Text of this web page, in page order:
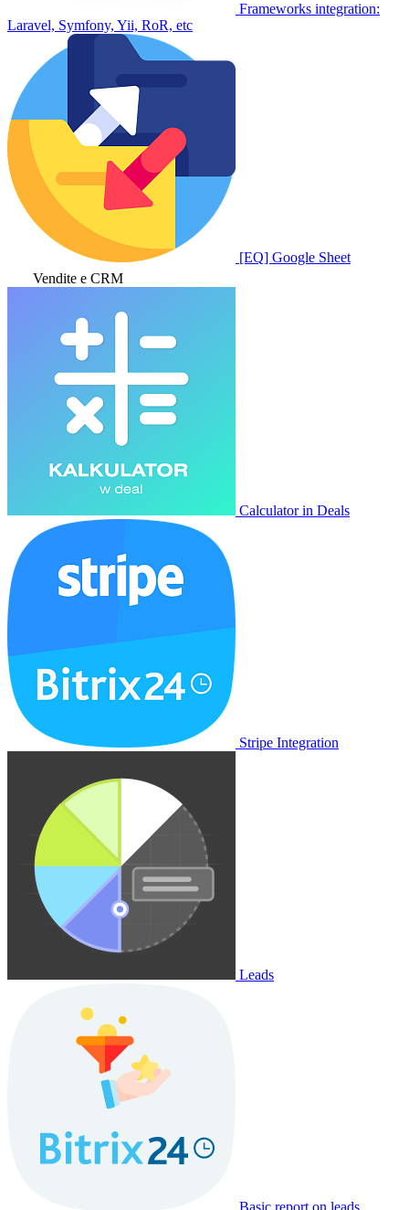
Frameworks integration:
Laravel, Symfony, Yii, RoR, etc
[EQ] Google Sheet
Vendite e CRM
Calculator in Deals
Stripe Integration
Leads
Basic report on leads